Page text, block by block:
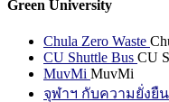
Green University
Chula Zero Waste
CU Shuttle Bus CU
MuvMi MuvMi
จุฬาฯ กับความยั่งยืน